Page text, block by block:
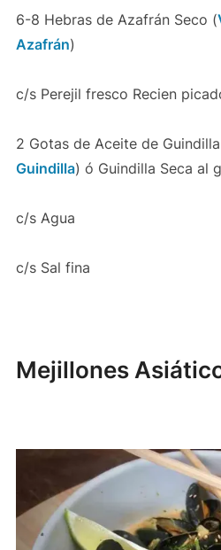
6-8 Hebras de Azafrán Seco (
Azafrán)
c/s Perejil fresco Recien
2 Gotas de Aceite de Guindilla
Guindilla) ó Guindilla Seca al
c/s Agua
c/s Sal fina
Mejillones